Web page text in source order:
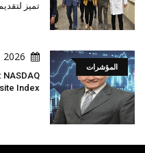
تميز
المؤشرات
2026 Jan 01
Index